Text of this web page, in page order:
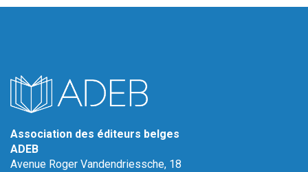
Association des éditeurs belges
ADEB
Avenue Roger Vandendriessche, 18